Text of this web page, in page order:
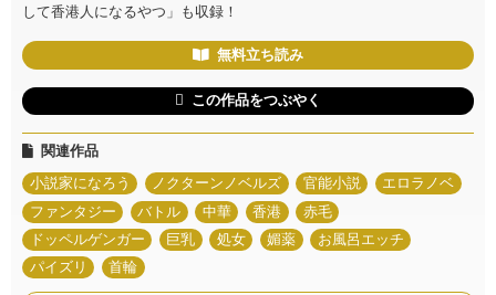
して香港人になるやつ」も収録！
無料立ち読み
この作品をつぶやく
関連作品
小説家になろう
ノクターンノベルズ 官能小説
エロラノベ
ファンタジー
バトル 中華 香港
赤毛
ドッペルゲンガー
巨乳 処女 媚薬
お風呂エッチ
パイズリ
首輪